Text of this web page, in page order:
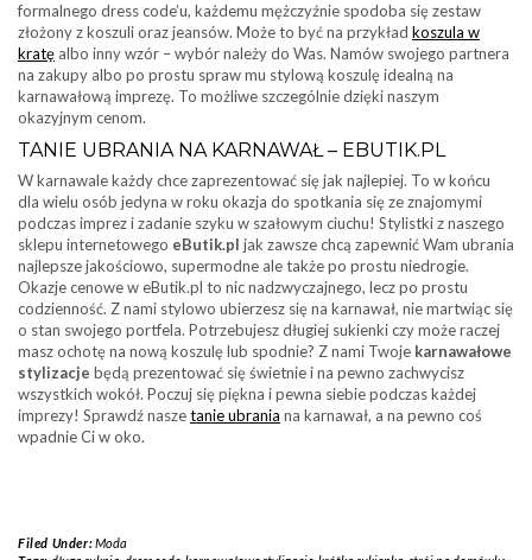
formalnego dress code’u, każdemu mężczyźnie spodoba się zestaw
złożony z koszuli oraz jeansów. Może to być na przykład koszula w
kratę albo inny wzór – wybór należy do Was. Namów swojego partnera
na zakupy albo po prostu spraw mu stylową koszulę idealną na
karnawałową imprezę. To możliwe szczególnie dzięki naszym
okazyjnym cenom.
TANIE UBRANIA NA KARNAWAŁ – EBUTIK.PL
W karnawale każdy chce zaprezentować się jak najlepiej. To w końcu
dla wielu osób jedyna w roku okazja do spotkania się ze znajomymi
podczas imprez i zadanie szyku w szałowym ciuchu! Stylistki z naszego
sklepu internetowego eButik.pl jak zawsze chcą zapewnić Wam ubrania
najlepsze jakościowo, supermodne ale także po prostu niedrogie.
Okazje cenowe w eButik.pl to nic nadzwyczajnego, lecz po prostu
codzienność. Z nami stylowo ubierzesz się na karnawał, nie martwiąc się
o stan swojego portfela. Potrzebujesz długiej sukienki czy może raczej
masz ochotę na nową koszulę lub spodnie? Z nami Twoje karnawałowe
stylizacje będą prezentować się świetnie i na pewno zachwycisz
wszystkich wokół. Poczuj się piękna i pewna siebie podczas każdej
imprezy! Sprawdź naszetanie ubrania na karnawał, a na pewno coś
wpadnie Ci w oko.
Filed Under:Moda